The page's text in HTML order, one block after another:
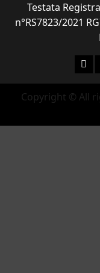
Testata
n°RS7823/2021
Copyright © All